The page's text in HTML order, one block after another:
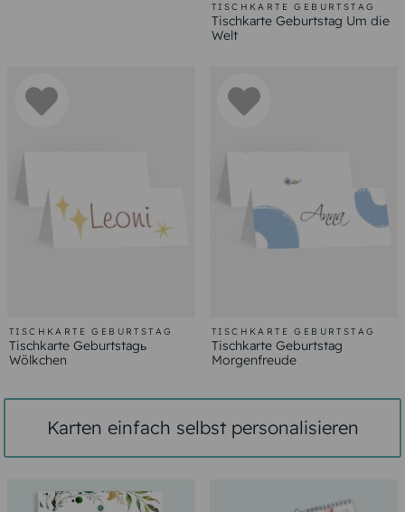
TISCHKARTE GEBURTSTAG
Tischkarte Geburtstag Um die
Welt
TISCHKARTE GEBURTSTAG
Tischkarte Geburtstagь
Wölkchen
TISCHKARTE GEBURTSTAG
Tischkarte Geburtstag
Morgenfreude
Karten einfach selbst personalisieren